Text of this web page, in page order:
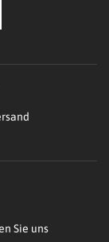
Sie uns